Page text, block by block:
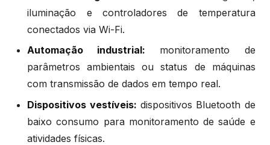
iluminação e controladores de temperatura
conectados via Wi-Fi.
Automação industrial: monitoramento de
parâmetros ambientais ou status de máquinas
com transmissão de dados em tempo real.
Dispositivos vestíveis: dispositivos Bluetooth de
baixo consumo para monitoramento de saúde e
atividades físicas.